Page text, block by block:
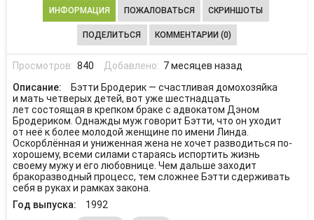
ИНФОРМАЦИЯ ПОЖАЛОВАТЬСЯ СКРИНШОТЫ
ПОДЕЛИТЬСЯ КОММЕНТАРИИ (0)
Просмотров: 840 Добавлено: 7 месяцев назад
Описание:
Бэтти Бродерик — счастливая домохозяйка
и мать четверых детей, вот уже шестнадцать
лет состоящая в крепком браке с адвокатом Дэном
Бродериком. Однажды муж говорит Бэтти, что он уходит
от неё к более молодой женщине по имени Линда.
Оскорблённая и униженная жена не хочет разводиться по-
хорошему, всеми силами стараясь испортить жизнь
своему мужу и его любовнице. Чем дальше заходит
бракоразводный процесс, тем сложнее Бэтти сдерживать
себя в руках и рамках закона.
Год выпуска:
1992